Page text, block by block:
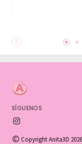
SÍGUENOS
Copyright Anita3D